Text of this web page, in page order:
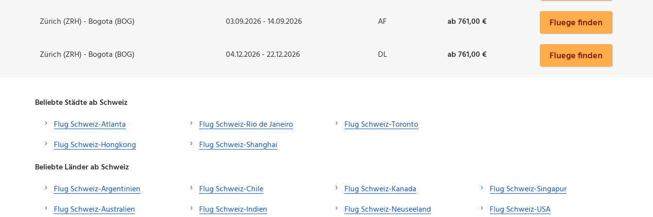
Zürich (ZRH) - Bogota (BOG) 03.09.2026 - 14.09.2026 AF ab 761,00 € Fluege finden
Zürich (ZRH) - Bogota (BOG) 04.12.2026 - 22.12.2026 DL ab 761,00 € Fluege finden
Beliebte Städte ab Schweiz
Flug Schweiz-Atlanta
Flug Schweiz-Hongkong
Flug Schweiz-Rio de Janeiro
Flug Schweiz-Shanghai
Flug Schweiz-Toronto
Beliebte Länder ab Schweiz
Flug Schweiz-Argentinien
Flug Schweiz-Australien
Flug Schweiz-Chile
Flug Schweiz-Indien
Flug Schweiz-Kanada
Flug Schweiz-Neuseeland
Flug Schweiz-Singapur
Flug Schweiz-USA